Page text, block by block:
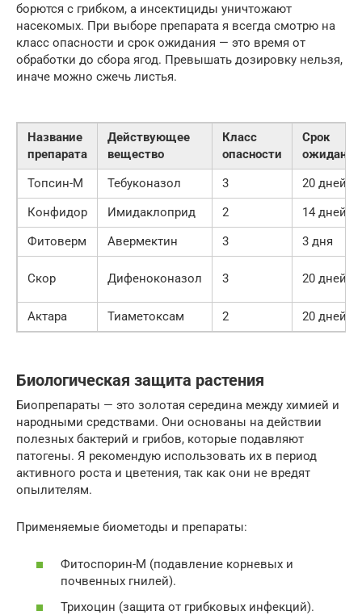
борются с грибком, а инсектициды уничтожают
насекомых. При выборе препарата я всегда смотрю на
класс опасности и срок ожидания — это время от
обработки до сбора ягод. Превышать дозировку нельзя,
иначе можно сжечь листья.
Название
препарата
Действующее
вещество
Класс
опасности
Срок
ожидания
Топсин-М
Тебуконазол 3
20 дней
Конфидор
Имидаклоприд 2
14 дней
Фитоверм
Авермектин 3 3 дня
Скор Дифеноконазол 3 20 дней
Актара Тиаметоксам 2 20 дней
Биологическая защита растения
Биопрепараты — это золотая середина между химией и
народными средствами. Они основаны на действии
полезных бактерий и грибов, которые подавляют
патогены. Я рекомендую использовать их в период
активного роста и цветения, так как они не вредят
опылителям.
Применяемые биометоды и препараты:
Фитоспорин-М (подавление корневых и
почвенных гнилей).
Трихоцин (защита от грибковых инфекций).